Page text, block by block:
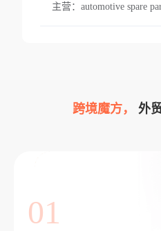
主营： automotive spare
跨境魔方， 外
01